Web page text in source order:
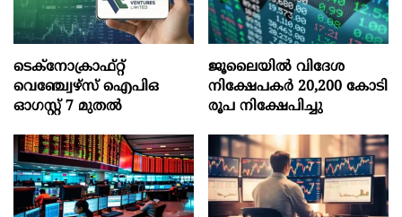
ടെക്‌നോക്രാഫ്‌റ്റ്‌
വെഞ്ച്വേഴ്‌സ്‌ ഐപിഒ
ഓഗസ്റ്റ്‌ 7 മുതല്‍
ജൂലൈയില്‍ വിദേശ
നിക്ഷേപകര്‍ 20,200 കോടി
രൂപ നിക്ഷേപിച്ചു